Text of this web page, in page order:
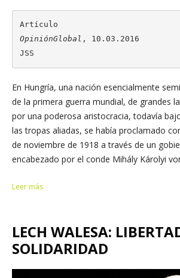
OpiniónGlobal , 10.03.2016
JSS
En Hungría, una nación esencialmente
de la primera guerra mundial, de grandes
por una poderosa aristocracia, todavía
las tropas aliadas, se había proclamado
de noviembre de 1918 a través de un
encabezado por el conde Mihály Károlyi
Leer más
LECH WALESA:
SOLIDARIDAD